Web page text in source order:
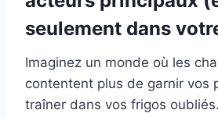
seulement dans
Imaginez un monde où les
contentent plus de garnir vos
traîner dans vos frigos